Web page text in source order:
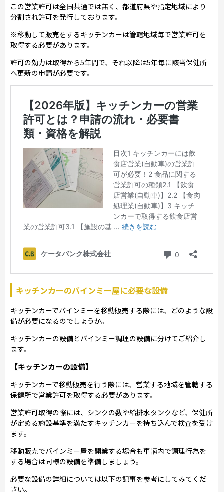
この営業許可は全国共通では無く、都道府県や指定地域により
分割され許可を発行しております。
※移動して販売をするキッチンカーは管轄地域毎で営業許可を
取得する必要があります。
許可の効力は取得から5年間で、それ以降は5年毎に該当保健所
へ更新の申請が必要です。
キッチンカーのバインミー屋に必要な設備
キッチンカーでバインミーを移動販売する際には、どのような設
備が必要になるのでしょうか。
キッチンカーの設備とバインミー調理の設備に分けてご紹介し
ます。
【キッチンカーの設備】
キッチンカーで移動販売を行う際には、営業する地域を管轄する
保健所で営業許可を取得する必要があります。
営業許可取得の際には、シンクの数や給排水タンクなど、保健所
が定める施設基準を満たすキッチンカーを持ち込んで検査を受け
ます。
移動販売でバインミー屋を開業する場合も車輛内で調理行為を
する場合は同様の設備を準備しましょう。
必要な設備の詳細については以下の記事を参考にしてみてくだ
さい。